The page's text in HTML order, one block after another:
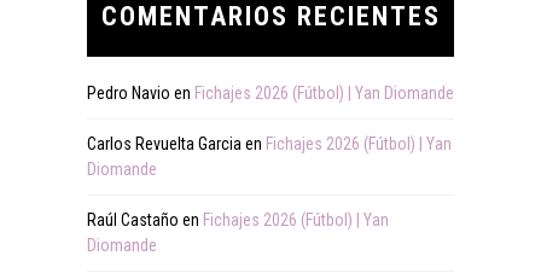
COMENTARIOS RECIENTES
Pedro Navio en Fichajes 2026 (Fútbol) | Yan Diomande
Carlos Revuelta Garcia en Fichajes 2026 (Fútbol) | Yan
Diomande
Raúl Castaño en Fichajes 2026 (Fútbol) | Yan
Diomande